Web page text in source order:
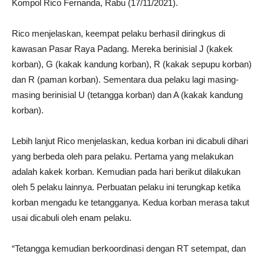
Kompol Rico Fernanda, Rabu (17/11/2021).
Rico menjelaskan, keempat pelaku berhasil diringkus di
kawasan Pasar Raya Padang. Mereka berinisial J (kakek
korban), G (kakak kandung korban), R (kakak sepupu korban)
dan R (paman korban). Sementara dua pelaku lagi masing-
masing berinisial U (tetangga korban) dan A (kakak kandung
korban).
Lebih lanjut Rico menjelaskan, kedua korban ini dicabuli dihari
yang berbeda oleh para pelaku. Pertama yang melakukan
adalah kakek korban. Kemudian pada hari berikut dilakukan
oleh 5 pelaku lainnya. Perbuatan pelaku ini terungkap ketika
korban mengadu ke tetangganya. Kedua korban merasa takut
usai dicabuli oleh enam pelaku.
“Tetangga kemudian berkoordinasi dengan RT setempat, dan